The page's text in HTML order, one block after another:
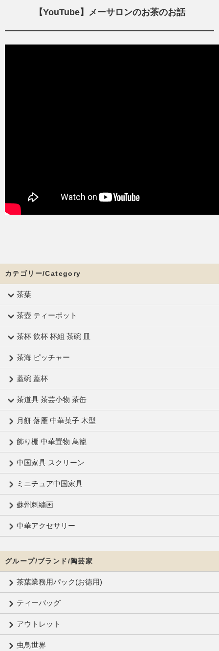
【YouTube】メーサロンのお茶のお話
カテゴリー/Category
茶葉
茶壺 ティーポット
茶杯 飲杯 杯組 茶碗 皿
茶海 ピッチャー
蓋碗 蓋杯
茶道具 茶芸小物 茶缶
月餅 落雁 中華菓子 木型
飾り棚 中華置物 鳥籠
中国家具 スクリーン
ミニチュア中国家具
蘇州刺繍画
中華アクセサリー
グループ/ブランド/陶芸家
茶葉業務用パック(お徳用)
ティーバッグ
アウトレット
虫鳥世界